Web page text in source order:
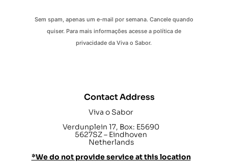
Sem spam, apenas um e-mail por semana. Cancele quando
quiser. Para mais informações acesse a política de
privacidade da Viva o Sabor.
Contact Address
Viva o Sabor
Verdunplein 17, Box: E5690
5627SZ – Eindhoven
Netherlands
*We do not provide service at this location